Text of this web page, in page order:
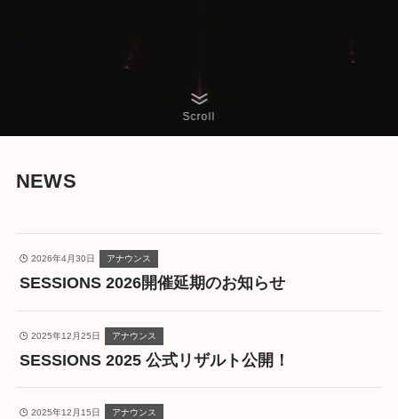
Scroll
NEWS
2026年4月30日 アナウンス
SESSIONS 2026開催延期のお知らせ
2025年12月25日 アナウンス
SESSIONS 2025 公式リザルト公開！
2025年12月15日 アナウンス